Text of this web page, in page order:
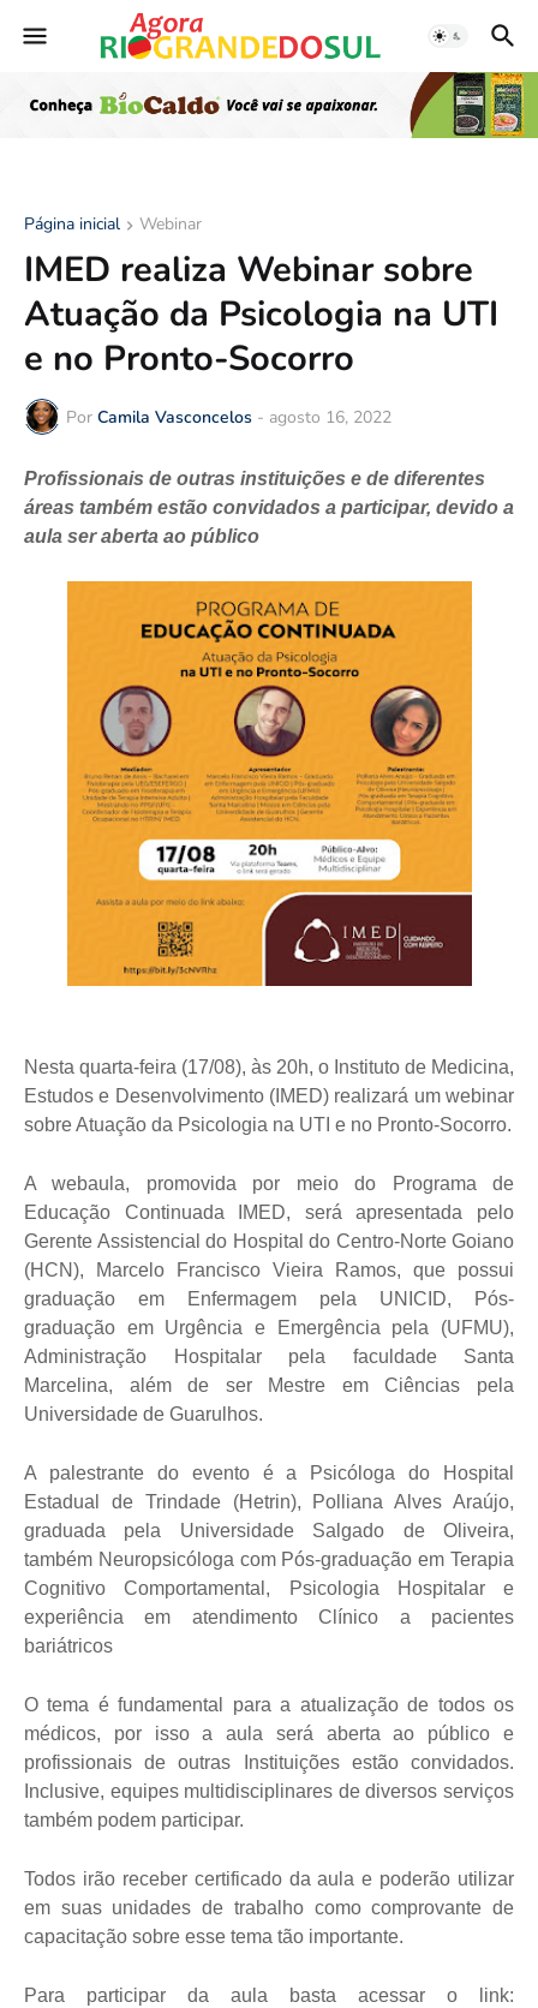
Página inicial Webinar
IMED realiza Webinar sobre
Atuação da Psicologia na UTI
e no Pronto-Socorro
Por Camila Vasconcelos - agosto 16, 2022
Profissionais de outras instituições e de diferentes
áreas também estão convidados a participar, devido a
aula ser aberta ao público
Nesta quarta-feira (17/08), às 20h, o Instituto de Medicina,
Estudos e Desenvolvimento (IMED) realizará um webinar
sobre Atuação da Psicologia na UTI e no Pronto-Socorro.
A webaula, promovida por meio do Programa de
Educação Continuada IMED, será apresentada pelo
Gerente Assistencial do Hospital do Centro-Norte Goiano
(HCN), Marcelo Francisco Vieira Ramos, que possui
graduação em Enfermagem pela UNICID, Pós-
graduação em Urgência e Emergência pela (UFMU),
Administração Hospitalar pela faculdade Santa
Marcelina, além de ser Mestre em Ciências pela
Universidade de Guarulhos.
A palestrante do evento é a Psicóloga do Hospital
Estadual de Trindade (Hetrin), Polliana Alves Araújo,
graduada pela Universidade Salgado de Oliveira,
também Neuropsicóloga com Pós-graduação em Terapia
Cognitivo Comportamental, Psicologia Hospitalar e
experiência em atendimento Clínico a pacientes
bariátricos
O tema é fundamental para a atualização de todos os
médicos, por isso a aula será aberta ao público e
profissionais de outras Instituições estão convidados.
Inclusive, equipes multidisciplinares de diversos serviços
também podem participar.
Todos irão receber certificado da aula e poderão utilizar
em suas unidades de trabalho como comprovante de
capacitação sobre esse tema tão importante.
Para participar da aula basta acessar o link: